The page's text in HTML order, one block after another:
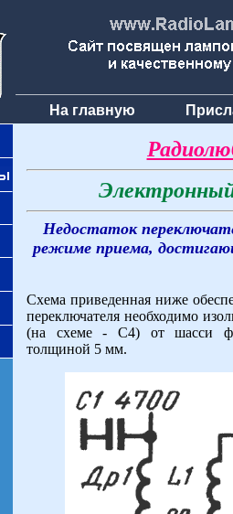
На главную
Недостаток
режиме приема,
Схема приведенная ниже
переключателя необходимо
(на схеме - С4) от шасси
толщиной 5 мм.